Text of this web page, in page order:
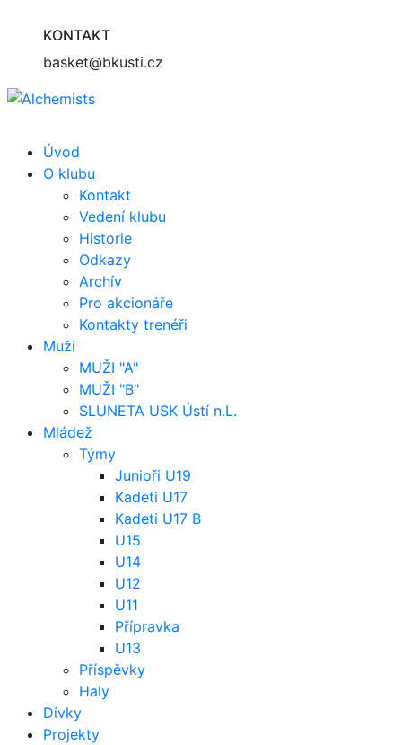
KONTAKT
basket@bkusti.cz
Úvod
O klubu
Kontakt
Vedení klubu
Historie
Odkazy
Archív
Pro akcionáře
Kontakty trenéři
Muži
MUŽI "A"
MUŽI "B"
SLUNETA USK Ústí n.L.
Mládež
Týmy
Junioři U19
Kadeti U17
Kadeti U17 B
U15
U14
U12
U11
Přípravka
U13
Příspěvky
Haly
Dívky
Projekty